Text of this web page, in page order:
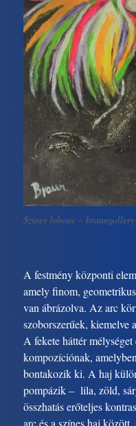
Színes lobonc – braungallery
A festmény központi
amely finom,
van ábrázolva. Az arc
szoborszerűek, kiemelve
A fekete háttér
kompozíciónak,
bontakozik ki. A haj
pompázik – lila, zöld,
összhatás erőteljes